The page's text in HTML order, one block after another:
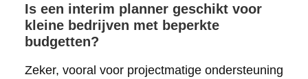
Is een interim planner geschikt voor
kleine bedrijven met beperkte
budgetten?
Zeker, vooral voor projectmatige ondersteuning